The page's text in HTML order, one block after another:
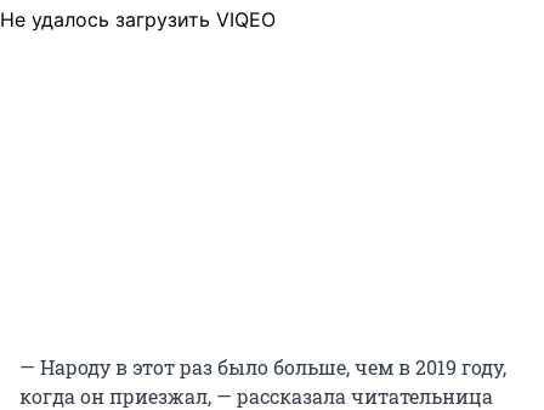
Не удалось загрузить VIQEO
— Народу в этот раз было больше, чем в 2019 году,
когда он приезжал, — рассказала читательница